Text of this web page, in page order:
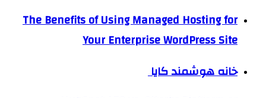
The Benefits of Using Managed Hosting for
Your Enterprise WordPress Site
خانه هوشمند کایا